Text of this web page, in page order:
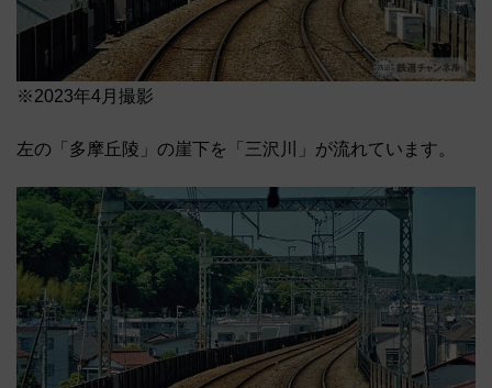
※2023年4月撮影
左の「多摩丘陵」の崖下を「三沢川」が流れています。